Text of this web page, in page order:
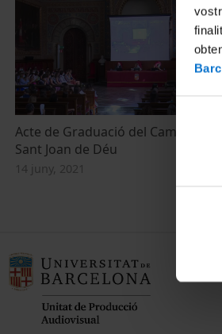
Acte de Graduació del Campus
Sant Joan de Déu
14 juny, 2021